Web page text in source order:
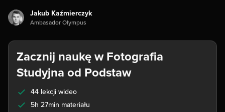
Jakub Kaźmierczyk
Ambasador Olympus
Zacznij naukę w Fotografia
Studyjna od Podstaw
44 lekcji wideo
5h 27min materiału